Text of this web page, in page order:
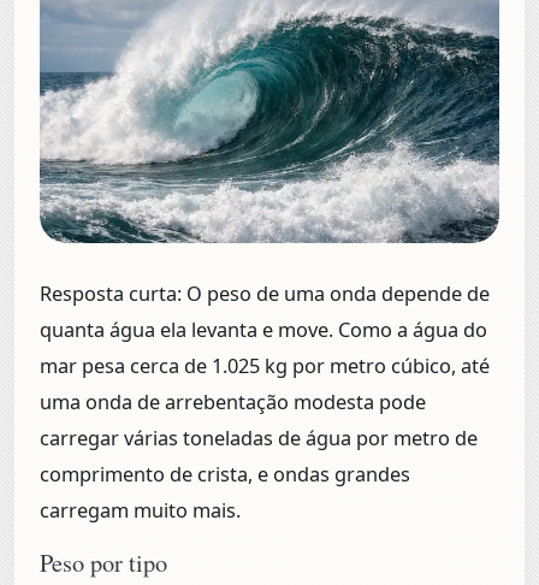
Resposta curta: O peso de uma onda depende de
quanta água ela levanta e move. Como a água do
mar pesa cerca de 1.025 kg por metro cúbico, até
uma onda de arrebentação modesta pode
carregarvárias toneladas de água por metro de
comprimento de crista, e ondas grandes
carregam muito mais.
Peso por tipo